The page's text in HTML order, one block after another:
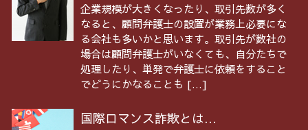
企業規模が大きくなったり、取引先数が多く
なると、顧問弁護士の設置が業務上必要にな
る会社も多いかと思います。取引先が数社の
場合は顧問弁護士がいなくても、自分たちで
処理したり、単発で弁護士に依頼をすること
でどうにかなることも […]
国際ロマンス詐欺とは...